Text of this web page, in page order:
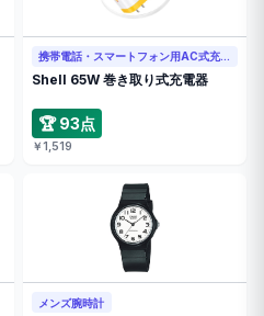
携帯電話・スマートフォン用AC式充電器
Shell 65W 巻き取り式充電器
🏆 93点
￥1,519
メンズ腕時計